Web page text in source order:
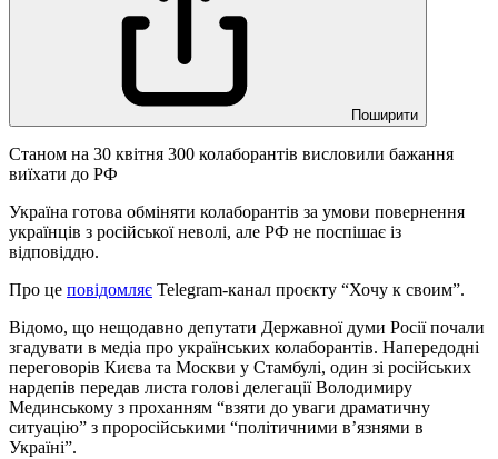
Поширити
Станом на 30 квітня 300 колаборантів висловили бажання
виїхати до РФ
Україна готова обміняти колаборантів за умови повернення
українців з російської неволі, але РФ не поспішає із
відповіддю.
Про це повідомляє Telegram-канал проєкту “Хочу к своим”.
Відомо, що нещодавно депутати Державної думи Росії почали
згадувати в медіа про українських колаборантів. Напередодні
переговорів Києва та Москви у Стамбулі, один зі російських
нардепів передав листа голові делегації Володимиру
Мединському з проханням “взяти до уваги драматичну
ситуацію” з проросійськими “політичними в’язнями в
Україні”.